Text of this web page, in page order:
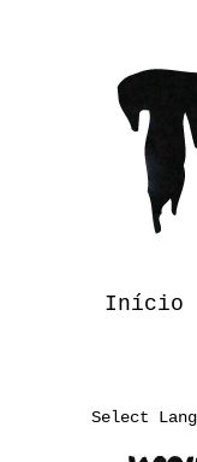
Início
Select